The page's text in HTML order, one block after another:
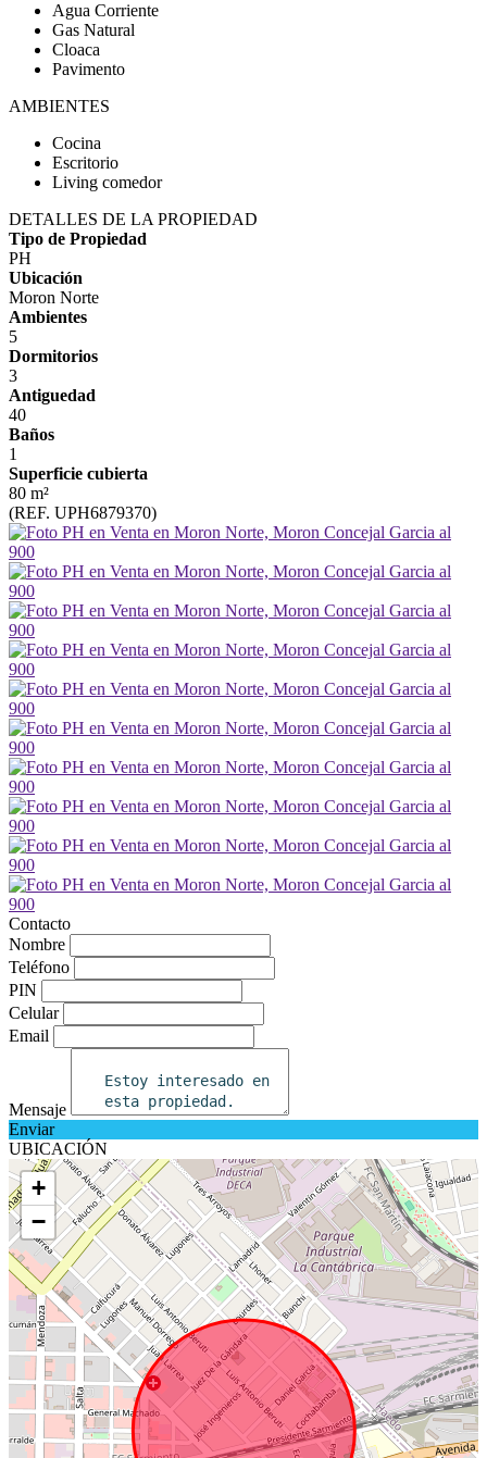
Agua Corriente
Gas Natural
Cloaca
Pavimento
AMBIENTES
Cocina
Escritorio
Living comedor
DETALLES DE LA PROPIEDAD
Tipo de Propiedad
PH
Ubicación
Moron Norte
Ambientes
5
Dormitorios
3
Antiguedad
40
Baños
1
Superficie cubierta
80 m²
(REF. UPH6879370)
Contacto
Nombre
Teléfono
PIN
Celular
Email
Mensaje
Enviar
UBICACIÓN
+
−